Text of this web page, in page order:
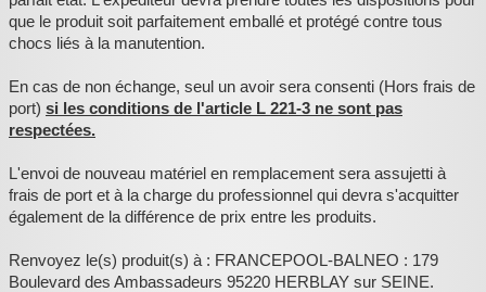
que le produit soit parfaitement emballé et protégé contre tous
chocs liés à la manutention.
En cas de non échange, seul un avoir sera consenti (Hors frais de
port) si les conditions de l'article L 221-3 ne sont pas
respectées.
L'envoi de nouveau matériel en remplacement sera assujetti à
frais de port et à la charge du professionnel qui devra s'acquitter
également de la différence de prix entre les produits.
Renvoyez le(s) produit(s) à : FRANCEPOOL-BALNEO : 179
Boulevard des Ambassadeurs 95220 HERBLAY sur SEINE.